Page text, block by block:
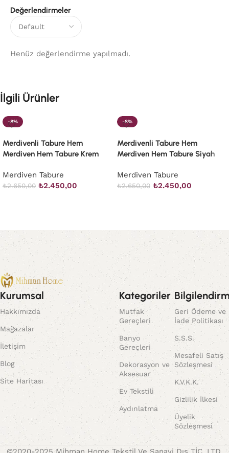
Değerlendirmeler
Henüz değerlendirme yapılmadı.
İlgili Ürünler
-8%
Merdivenli Tabure Hem
Merdiven Hem Tabure Krem
Merdiven Tabure
₺2.650,00 ₺2.450,00
-8%
Merdivenli Tabure Hem
Merdiven Hem Tabure Siyah
Merdiven Tabure
₺2.650,00 ₺2.450,00
Kurumsal
Hakkımızda
Mağazalar
İletişim
Blog
Site Haritası
Kategoriler
Mutfak
Gereçleri
Banyo
Gereçleri
Dekorasyon ve
Aksesuar
Ev Tekstili
Aydınlatma
Geri Ödeme ve
İade Politikası
S.S.S.
Mesafeli Satış
Sözleşmesi
K.V.K.K.
Gizlilik İlkesi
Üyelik
Sözleşmesi